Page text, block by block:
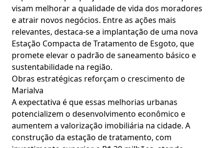
visam melhorar a qualidade de vida dos moradores
e atrair novos negócios. Entre as ações mais
relevantes, destaca-se a implantação de uma nova
Estação Compacta de Tratamento de Esgoto, que
promete elevar o padrão de saneamento básico e
sustentabilidade na região.
Obras estratégicas reforçam o crescimento de
Marialva
A expectativa é que essas melhorias urbanas
potencializem o desenvolvimento econômico e
aumentem a valorização imobiliária na cidade. A
construção da estação de tratamento, com